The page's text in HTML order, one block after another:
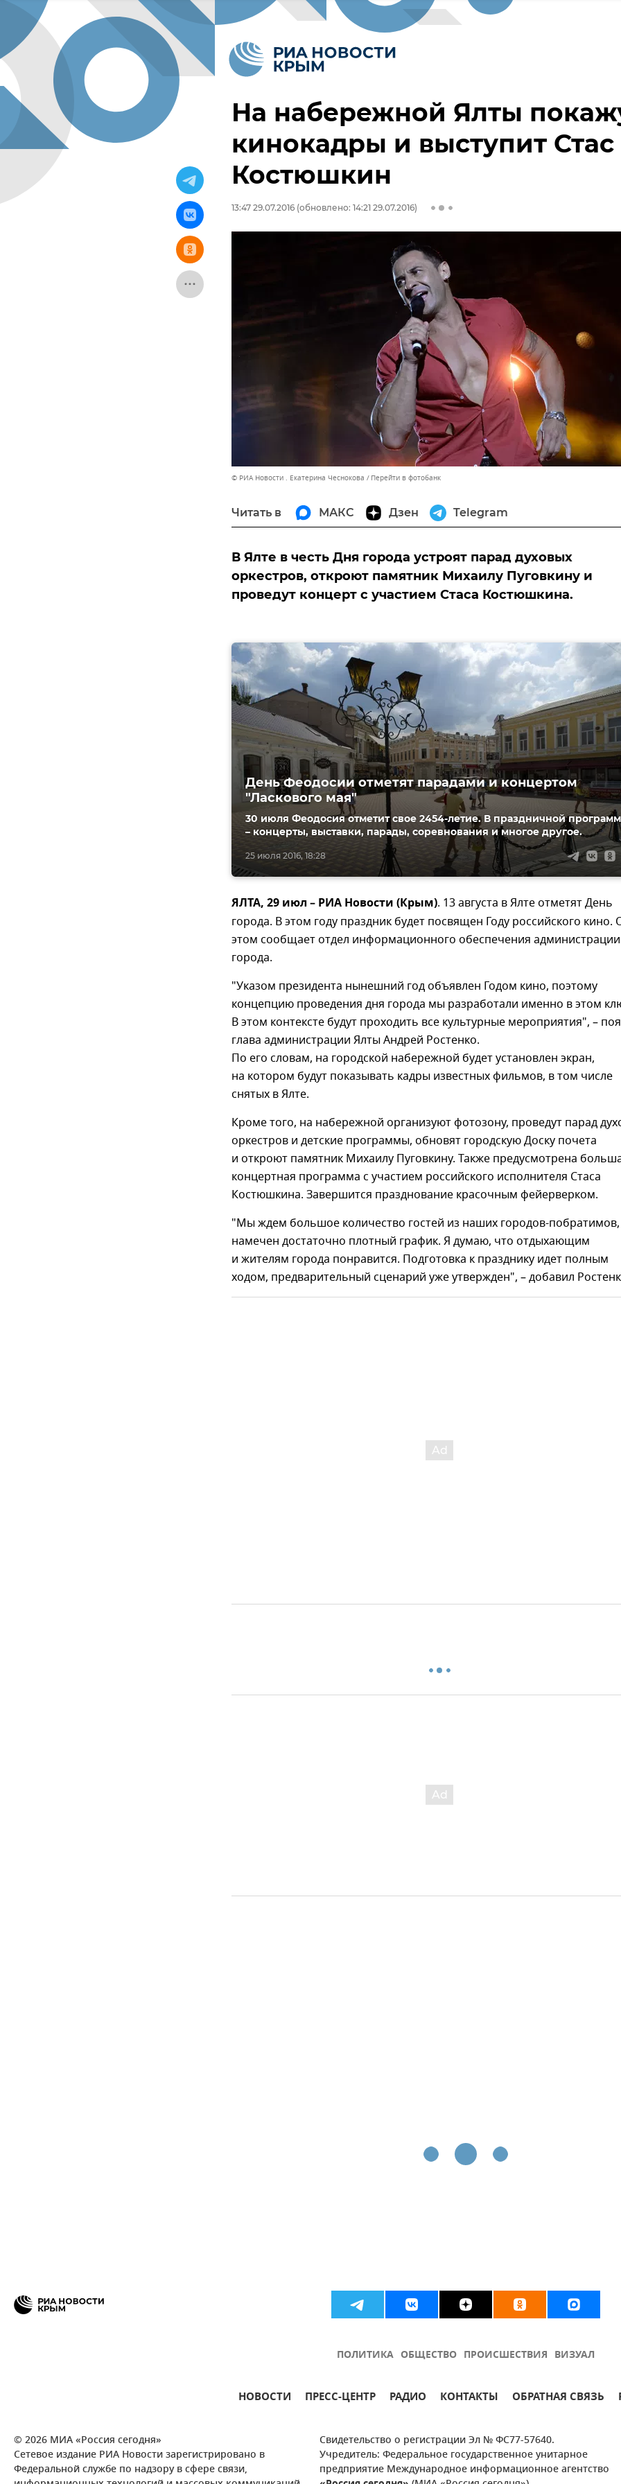
На набережной Ялты
кинокадры и выступит Стас
Костюшкин
13:47 29.07.2016 (обновлено: 14:21 29.07.2016)
© РИА Новости . Екатерина Чеснокова Перейти в фотобанк
Читать в МАКС Дзен Telegram
В Ялте в честь Дня города устроят парад духовых
оркестров, откроют памятник Михаилу Пуговкину и
проведут концерт с участием Стаса Костюшкина.
25 июля 2016, 18:28
День Феодосии отметят парадами и концертом
"Ласкового мая"
30 июля Феодосия отметит свое 2454-летие. В праздничной
– концерты, выставки, парады, соревнования и многое другое.
ЯЛТА, 29 июл – РИА Новости (Крым). 13 августа в Ялте отметят День
города. В этом году праздник будет посвящен Году российского кино.
этом сообщает отдел информационного обеспечения администрации
города.
"Указом президента нынешний год объявлен Годом кино, поэтому
концепцию проведения дня города мы разработали именно в этом
В этом контексте будут проходить все культурные мероприятия", –
глава администрации Ялты Андрей Ростенко.
По его словам, на городской набережной будет установлен экран,
на котором будут показывать кадры известных фильмов, в том числе
снятых в Ялте.
Кроме того, на набережной организуют фотозону, проведут парад
оркестров и детские программы, обновят городскую Доску почета
и откроют памятник Михаилу Пуговкину. Также предусмотрена
концертная программа с участием российского исполнителя Стаса
Костюшкина. Завершится празднование красочным фейерверком.
"Мы ждем большое количество гостей из наших городов-побратимов,
намечен достаточно плотный график. Я думаю, что отдыхающим
и жителям города понравится. Подготовка к празднику идет полным
ходом, предварительный сценарий уже утвержден", – добавил
ПОЛИТИКА ОБЩЕСТВО ПРОИСШЕСТВИЯ ВИЗУАЛ
НОВОСТИ ПРЕСС-ЦЕНТР РАДИО КОНТАКТЫ ОБРАТНАЯ СВЯЗЬ
© 2026 МИА «Россия сегодня»
Сетевое издание РИА Новости зарегистрировано в
Федеральной службе по надзору в сфере связи,
Свидетельство о регистрации Эл № ФС77-57640.
Учредитель: Федеральное государственное унитарное
предприятие Международное информационное агентство